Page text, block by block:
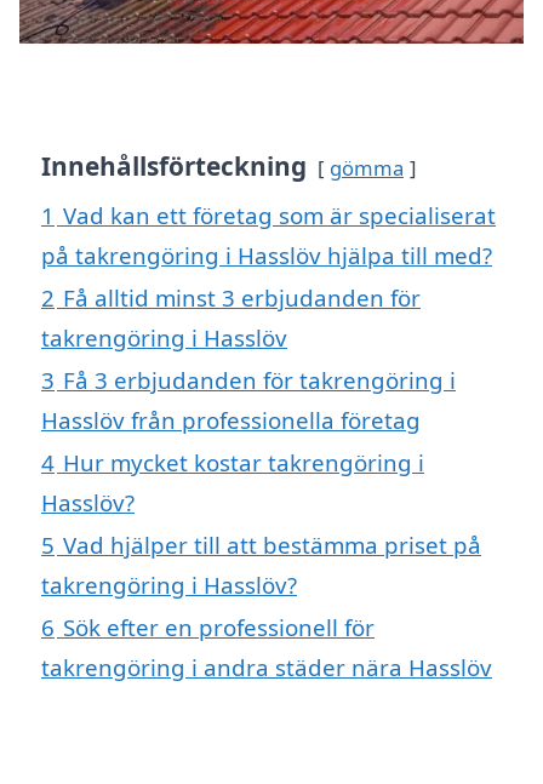
Innehållsförteckning gömma
1 Vad kan ett företag som är specialiserat
på takrengöring i Hasslöv hjälpa till med?
2 Få alltid minst 3 erbjudanden för
takrengöring i Hasslöv
3 Få 3 erbjudanden för takrengöring i
Hasslöv från professionella företag
4 Hur mycket kostar takrengöring i
Hasslöv?
5 Vad hjälper till att bestämma priset på
takrengöring i Hasslöv?
6 Sök efter en professionell för
takrengöring i andra städer nära Hasslöv